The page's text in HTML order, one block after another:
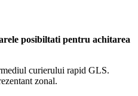
posibiltati pentru achitarea
curierului rapid GLS.
zonal.